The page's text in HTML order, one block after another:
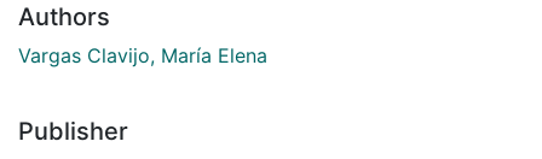
Authors
Vargas Clavijo, María Elena
Publisher